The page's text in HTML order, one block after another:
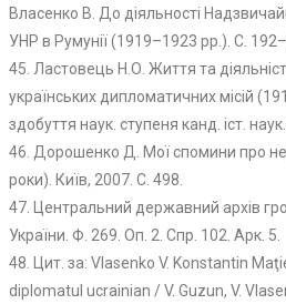
Власенко В. До діяльності
УНР в Румунії (1919–1923 рр.). С.
45. Ластовець Н.О. Життя та
українських дипломатичних місій
здобуття наук. ступеня канд. іст.
46. Дорошенко Д. Мої спомини про
роки). Київ, 2007. С. 498.
47. Центральний державний архів
України. Ф. 269. Оп. 2. Спр. 102. Арк. 5.
48. Цит. за: Vlasenko V. Konstantin
diplomatul ucrainian / V. Guzun, V.